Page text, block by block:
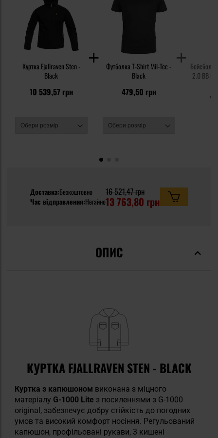
Куртка Fjallraven Sten -
Black
10 539,57 грн
Футболка T-Shirt Mil-Tec -
Black
479,50 грн
2.0 BB
Доставка:Безкоштовно
Час відправлення:Негайно
16 521,47 грн
13 763,80 грн
ОПИС
КУРТКА FJALLRAVEN STEN - BLACK
Куртка з капюшоном виконана з міцного
матеріалу G-1000 Lite з посиленнями з G-1000
original, забезпечує добру стійкість до погодних
умов та високий комфорт носіння. Регульований
капюшон, профільовані рукави, 3 кишені